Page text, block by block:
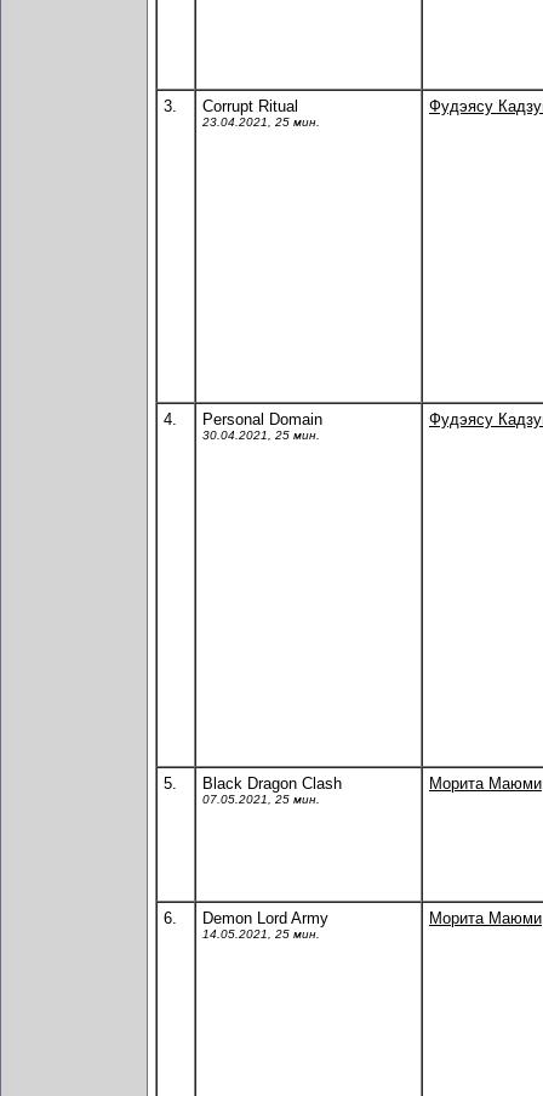
3. Corrupt Ritual
23.04.2021, 25 мин.
Фудэясу
4. Personal Domain
30.04.2021, 25 мин.
Фудэясу
5. Black Dragon Clash
07.05.2021, 25 мин.
Морита Маюми
6. Demon Lord Army
14.05.2021, 25 мин.
Морита Маюми